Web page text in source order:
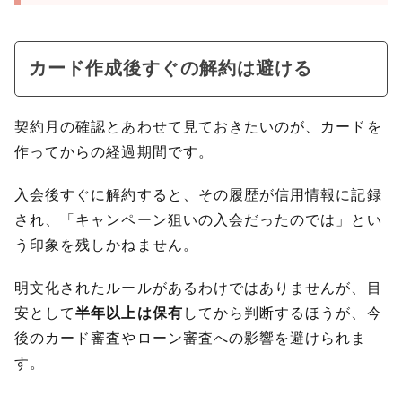
カード作成後すぐの解約は避ける
契約月の確認とあわせて見ておきたいのが、カードを
作ってからの経過期間です。
入会後すぐに解約すると、その履歴が信用情報に記録
され、「キャンペーン狙いの入会だったのでは」とい
う印象を残しかねません。
明文化されたルールがあるわけではありませんが、目
安として半年以上は保有 してから判断するほうが、今
後のカード審査やローン審査への影響を避けられま
す。